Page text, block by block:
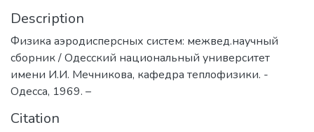
Description
Физика аэродисперсных систем: межвед.научный
сборник / Одесский национальный университет
имени И.И. Мечникова, кафедра теплофизики. -
Одесса, 1969. –
Citation